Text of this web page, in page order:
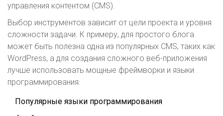
управления контентом (CMS).
Выбор инструментов зависит от цели проекта и уровня
сложности задачи. К примеру, для простого блога
может быть полезна одна из популярных CMS, таких как
WordPress, а для создания сложного веб-приложения
лучше использовать мощные фреймворки и языки
программирования.
Популярные языки программирования